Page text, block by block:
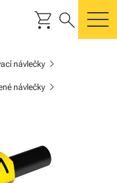
shopping_cart search
návlečkychevron_right
návlečkychevron_right